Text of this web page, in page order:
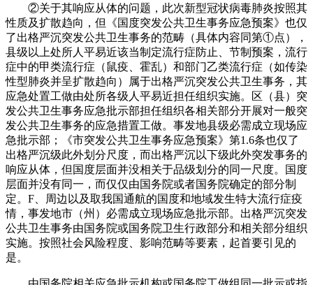
②关于其响应从体的问题，此次新型冠状病毒肺炎按照其
性质及扩散趋向，但《国度突发公共卫生事务应急预案》也仅
了出格严沉突发公共卫生事务的范畴（具体内容同第①点），
县级以上处所人平易近该当制定流行症防止、节制预案，流行
症中的甲类流行症（鼠疫、霍乱）和部门乙类流行症（如传染
性型肺炎并呈扩散趋向）属于出格严沉突发公共卫生事务，其
应急处置工做由处所各级人平易近担任组织实施。区（县）突
发公共卫生事务应急批示部担任组织各相关部分开展对一般突
发公共卫生事务的应急措置工做。事发地县级必需成立现场应
急批示部；《市突发公共卫生事务应急预案》第1.6条也仅了
出格严沉级此外划分尺度，而出格严沉以下级此外突发事务的
响应从体，但国度层面并没相关于品级划分的同一尺度。国度
层面并没有同一，而仅仅由国务院或者国务院确定的部分制
定。F、周边以及取我国通航的国度和地域发生特大流行症疫
情，事发地市（州）必需成立现场应急批示部。出格严沉突发
公共卫生事务由国务院或国务院卫生行政部分和相关部分组织
实施。按照社会风险程度、影响范畴等要素，起首要引见的
是。